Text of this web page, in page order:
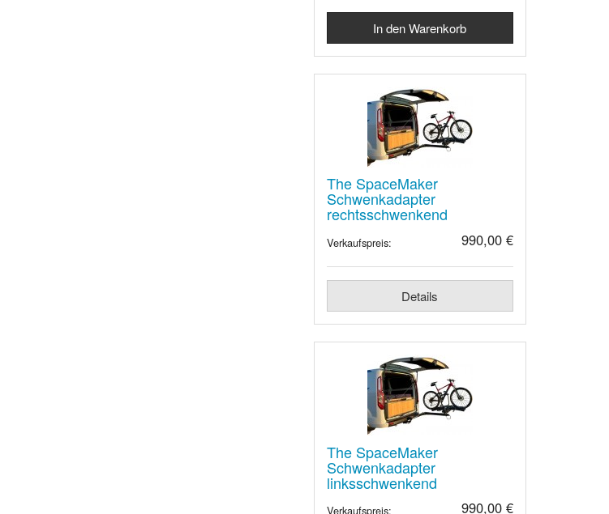
The SpaceMaker
Schwenkadapter
rechtsschwenkend
Verkaufspreis: 990,00 €
Details
The SpaceMaker
Schwenkadapter
linksschwenkend
Verkaufspreis: 990,00 €